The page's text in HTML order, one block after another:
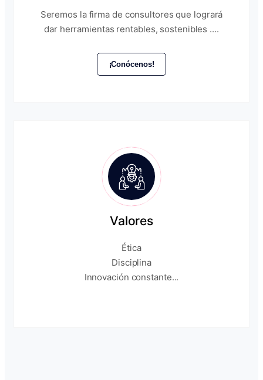
Seremos la firma de consultores que logrará
dar herramientas rentables, sostenibles ....
¡Conócenos!
Valores
Ética
Disciplina
Innovación constante...